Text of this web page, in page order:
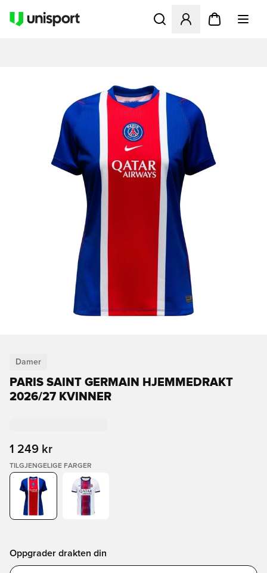
Åpner en Modal for å
Damer
PARIS SAINT GERMAIN HJEMMEDRAKT
2026/27 KVINNER
1 249 kr
TILGJENGELIGE FARGER
Oppgrader drakten din